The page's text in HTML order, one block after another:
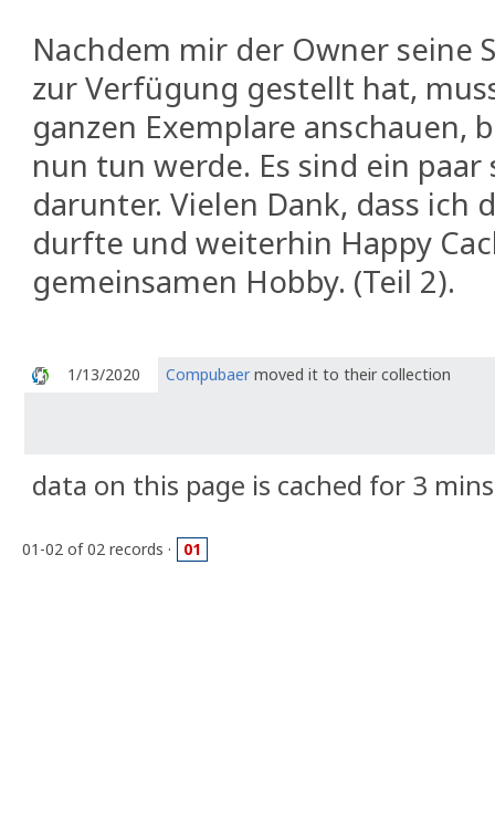
Nachdem mir der Owner seine
zur Verfügung gestellt hat,
ganzen Exemplare anschauen,
nun tun werde. Es sind ein
darunter. Vielen Dank, dass ich
durfte und weiterhin Happy
gemeinsamen Hobby. (Teil 2).
1/13/2020 Compubaer moved it to their collection
data on this page is cached for 3 mins
01-02 of 02 records · 01